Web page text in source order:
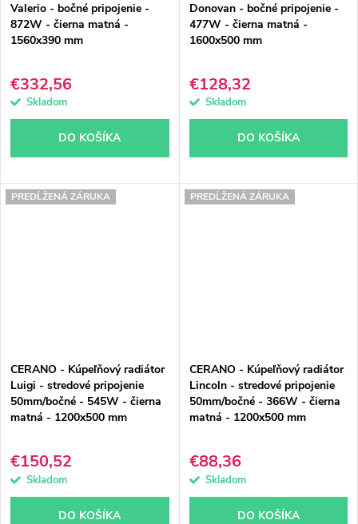
Valerio - bočné pripojenie -
872W - čierna matná -
1560x390 mm
€332,56
Skladom
DO KOŠÍKA
Donovan - bočné pripojenie -
477W - čierna matná -
1600x500 mm
€128,32
Skladom
DO KOŠÍKA
PREDĹŽENÁ ZÁRUKA
CERANO - Kúpeľňový radiátor
Luigi - stredové pripojenie
50mm/bočné - 545W - čierna
matná - 1200x500 mm
€150,52
Skladom
DO KOŠÍKA
PREDĹŽENÁ ZÁRUKA
CERANO - Kúpeľňový radiátor
Lincoln - stredové pripojenie
50mm/bočné - 366W - čierna
matná - 1200x500 mm
€88,36
Skladom
DO KOŠÍKA